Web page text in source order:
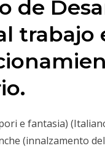
de
trabajo
e fantasia)
(innalzamento